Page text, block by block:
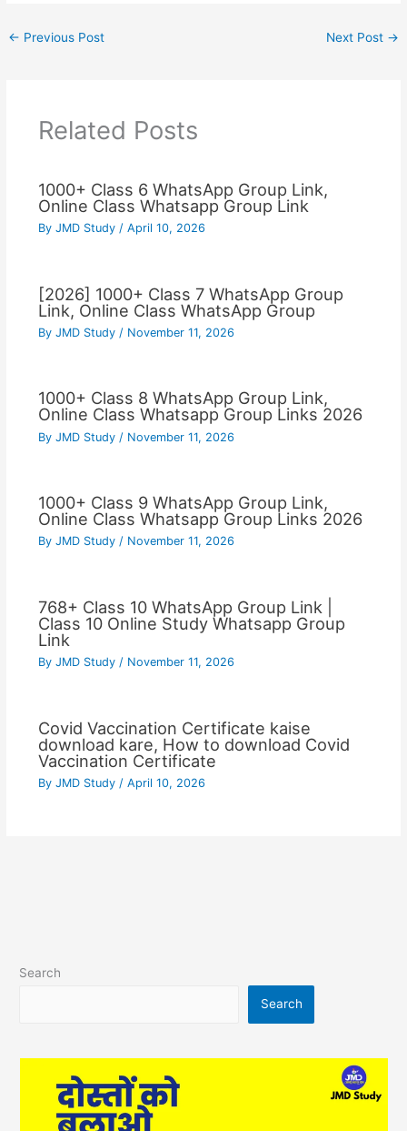
← Previous Post Next Post →
Related Posts
1000+ Class 6 WhatsApp Group Link,
Online Class Whatsapp Group Link
By JMD Study / April 10, 2026
[2026] 1000+ Class 7 WhatsApp Group
Link, Online Class WhatsApp Group
By JMD Study / November 11, 2026
1000+ Class 8 WhatsApp Group Link,
Online Class Whatsapp Group Links 2026
By JMD Study / November 11, 2026
1000+ Class 9 WhatsApp Group Link,
Online Class Whatsapp Group Links 2026
By JMD Study / November 11, 2026
768+ Class 10 WhatsApp Group Link |
Class 10 Online Study Whatsapp Group
Link
By JMD Study / November 11, 2026
Covid Vaccination Certificate kaise
download kare, How to download Covid
Vaccination Certificate
By JMD Study / April 10, 2026
Search
Search